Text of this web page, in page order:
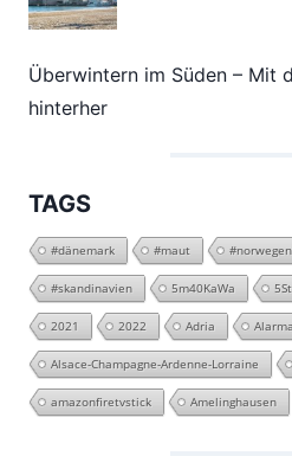
Überwintern im Süden – Mit
hinterher
TAGS
#dänemark #maut #norwegen
#skandinavien 5m40KaWa
2021 2022 Adria
Alsace-Champagne-Ardenne-Lorraine
amazonfiretvstick Amelinghausen